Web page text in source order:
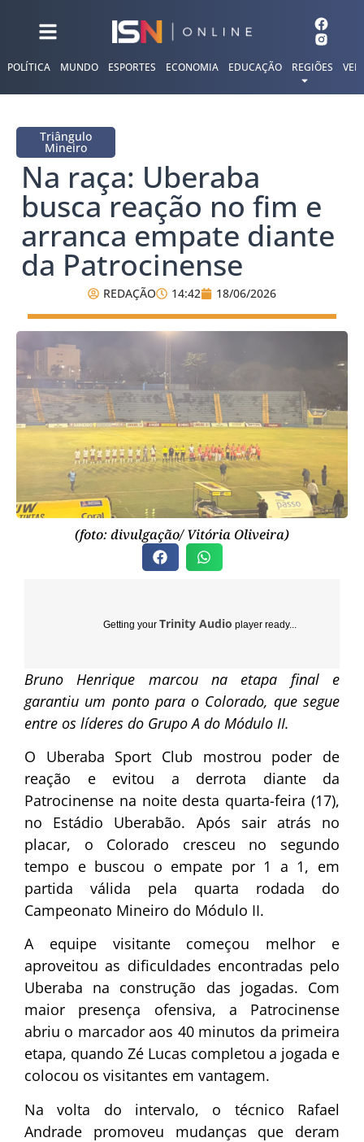
POLÍTICA MUNDO ESPORTES ECONOMIA EDUCAÇÃO REGIÕES
Triângulo
Mineiro
Na raça: Uberaba
busca reação no fim e
arranca empate diante
da Patrocinense
REDAÇÃO 14:42 18/06/2026
(foto: divulgação/ Vitória Oliveira)
Getting your Trinity Audio player ready...
Bruno Henrique marcou na etapa final e
garantiu um ponto para o Colorado, que segue
entre os líderes do Grupo A do Módulo II.
O Uberaba Sport Club mostrou poder de
reação e evitou a derrota diante da
Patrocinense na noite desta quarta-feira (17),
no Estádio Uberabão. Após sair atrás no
placar, o Colorado cresceu no segundo
tempo e buscou o empate por 1 a 1, em
partida válida pela quarta rodada do
Campeonato Mineiro do Módulo II.
A equipe visitante começou melhor e
aproveitou as dificuldades encontradas pelo
Uberaba na construção das jogadas. Com
maior presença ofensiva, a Patrocinense
abriu o marcador aos 40 minutos da primeira
etapa, quando Zé Lucas completou a jogada e
colocou os visitantes em vantagem.
Na volta do intervalo, o técnico Rafael
Andrade promoveu mudanças que deram